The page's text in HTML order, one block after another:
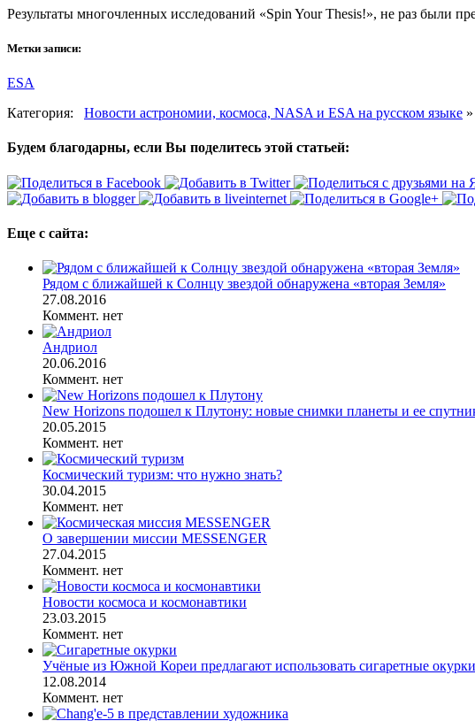
Результаты многочленных исследований «Spin Your Thesis!», не раз были
Метки записи:
ESA
Категория: Новости астрономии, космоса, NASA и ESA на русском языке »
Будем благодарны, если Вы поделитесь этой статьей:
Еще с сайта:
Рядом с ближайшей к Солнцу звездой обнаружена «вторая Земля»
27.08.2016
Коммент. нет
Андриол
20.06.2016
Коммент. нет
New Horizons подошел к Плутону: новые снимки планеты и ее
20.05.2015
Коммент. нет
Космический туризм: что нужно знать?
30.04.2015
Коммент. нет
О завершении миссии MESSENGER
27.04.2015
Коммент. нет
Новости космоса и космонавтики
23.03.2015
Коммент. нет
Учёные из Южной Кореи предлагают использовать сигаретные
12.08.2014
Коммент. нет